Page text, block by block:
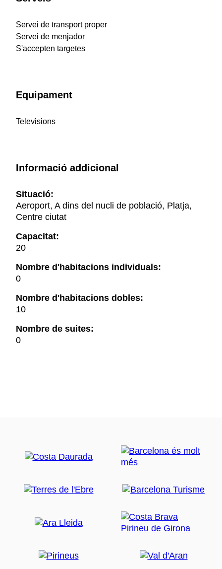
Servei de transport proper
Servei de menjador
S'accepten targetes
Equipament
Televisions
Informació addicional
Situació:
Aeroport, A dins del nucli de població, Platja,
Centre ciutat
Capacitat:
20
Nombre d'habitacions individuals:
0
Nombre d'habitacions dobles:
10
Nombre de suites:
0